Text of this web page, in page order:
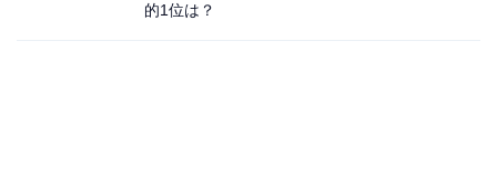
的1位は？